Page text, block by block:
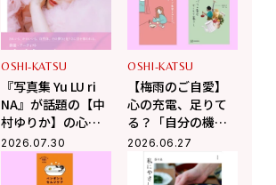
OSHI-KATSU
『写真集 Yu LU ri
NA』が話題の【中
村ゆりか】の心に
残る本。“自分を大
切にする”二冊を紹
介【コラム】
2026.07.30
OSHI-KATSU
【梅雨のご自愛】
心の充電、足りて
る？「自分の機
嫌」をとるための
おすすめ本3選
2026.06.27